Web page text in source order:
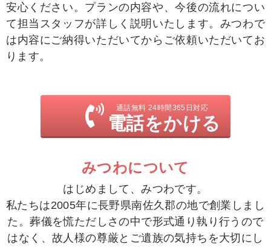
安心ください。プランの内容や、今後の流れについ
て担当スタッフが詳しく説明いたします。みつわで
は内容にご納得いただいてからご依頼いただいてお
ります。
通話無料 24時間365日対応
電話をかける
みつわについて
はじめまして、みつわです。
私たちは2005年に長野県南佐久郡の地で創業しまし
た。葬儀を慌ただしさの中で形式通り執り行うので
はなく、 故人様の尊厳とご遺族の気持ちを大切にし